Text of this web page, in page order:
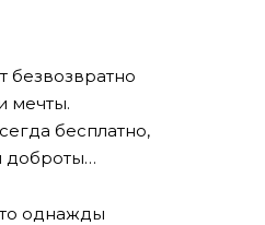
мечты.
бесплатно,
доброты…
однажды